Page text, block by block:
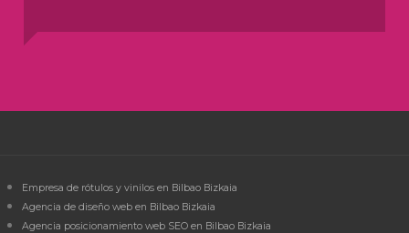
Empresa de rótulos y vinilos en Bilbao Bizkaia
Agencia de diseño web en Bilbao Bizkaia
Agencia posicionamiento web SEO en Bilbao Bizkaia